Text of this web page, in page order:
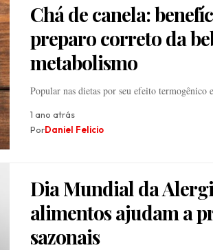
Chá de canela:
preparo correto da
metabolismo
Popular nas dietas por seu efeito termogênico
1 ano atrás
PorDaniel Felicio
Dia Mundial da
alimentos ajudam a
sazonais